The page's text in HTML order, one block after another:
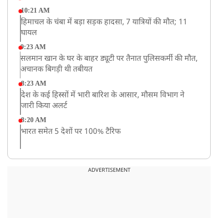
10:21 AM
हिमाचल के चंबा में बड़ा सड़क हादसा, 7 यात्रियों की मौत; 11
घायल
9:23 AM
सलमान खान के घर के बाहर ड्यूटी पर तैनात पुलिसकर्मी की मौत,
अचानक बिगड़ी थी तबीयत
8:23 AM
देश के कई हिस्सों में भारी बारिश के आसार, मौसम विभाग ने
जारी किया अलर्ट
8:20 AM
भारत समेत 5 देशों पर 100% टैरिफ
PM मोदी आज IIT दिल्ली के दीक्षांत समारोह में शामिल होंगे
ADVERTISEMENT